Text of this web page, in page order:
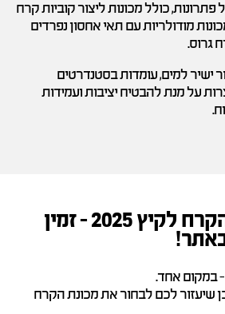
פתרונות, כולל מכונות ליצור קוביות קרח
מודולריות עם תאי אחסון נפרדים
גרוס.
ישיר למים, עומדות בסטנדרטים
על מנת להבטיח יציבות ועמידות
קטלוג מכונות הקרח לקיץ 2025 – זמין
במקום אחד.
שיעזור לכם לבחור את מכונת הקרח